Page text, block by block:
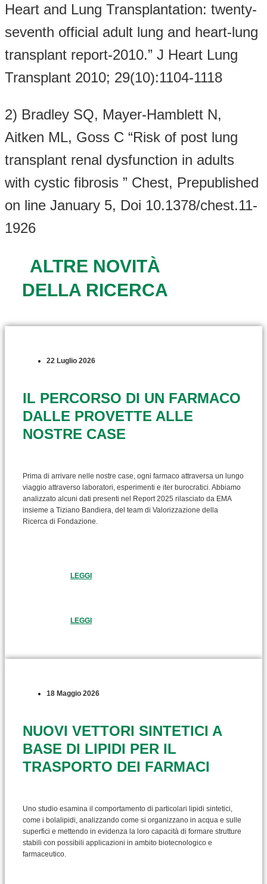
Heart and Lung Transplantation: twenty-
seventh official adult lung and heart-lung
transplant report-2010.” J Heart Lung
Transplant 2010; 29(10):1104-1118
2) Bradley SQ, Mayer-Hamblett N,
Aitken ML, Goss C “Risk of post lung
transplant renal dysfunction in adults
with cystic fibrosis ” Chest, Prepublished
on line January 5, Doi 10.1378/chest.11-
1926
ALTRE NOVITÀ
DELLA RICERCA
22 Luglio 2026
IL PERCORSO DI UN FARMACO
DALLE PROVETTE ALLE
NOSTRE CASE
Prima di arrivare nelle nostre case, ogni farmaco attraversa un lungo
viaggio attraverso laboratori, esperimenti e iter burocratici. Abbiamo
analizzato alcuni dati presenti nel Report 2025 rilasciato da EMA
insieme a Tiziano Bandiera, del team di Valorizzazione della
Ricerca di Fondazione.
LEGGI
LEGGI
18 Maggio 2026
NUOVI VETTORI SINTETICI A
BASE DI LIPIDI PER IL
TRASPORTO DEI FARMACI
Uno studio esamina il comportamento di particolari lipidi sintetici,
come i bolalipidi, analizzando come si organizzano in acqua e sulle
superfici e mettendo in evidenza la loro capacità di formare strutture
stabili con possibili applicazioni in ambito biotecnologico e
farmaceutico.